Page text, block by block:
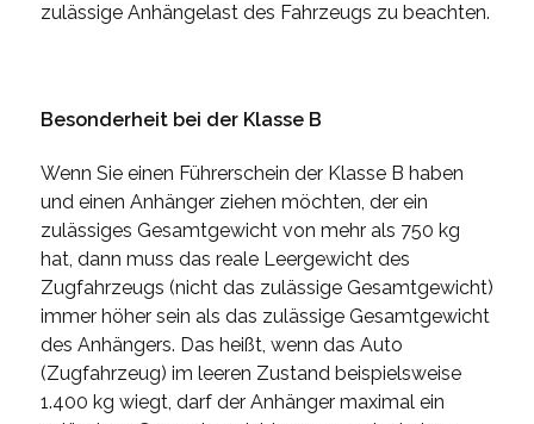
zulässige Anhängelast des Fahrzeugs zu beachten.
Besonderheit bei der Klasse B
Wenn Sie einen Führerschein der Klasse B haben
und einen Anhänger ziehen möchten, der ein
zulässiges Gesamtgewicht von mehr als 750 kg
hat, dann muss das reale Leergewicht des
Zugfahrzeugs (nicht das zulässige Gesamtgewicht)
immer höher sein als das zulässige Gesamtgewicht
des Anhängers. Das heißt, wenn das Auto
(Zugfahrzeug) im leeren Zustand beispielsweise
1.400 kg wiegt, darf der Anhänger maximal ein